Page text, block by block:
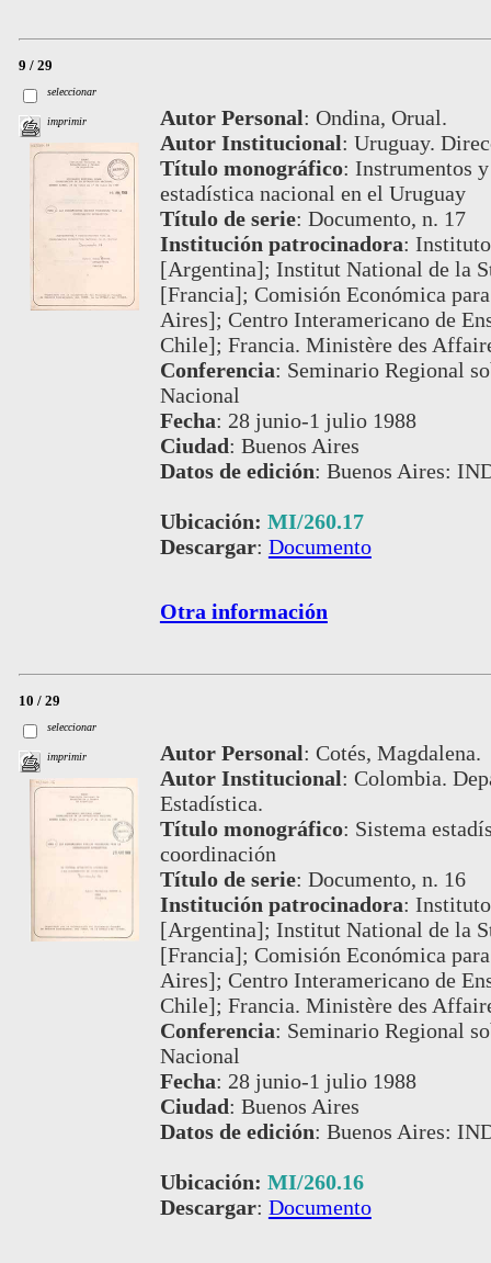
9 / 29
seleccionar
imprimir Autor Personal: Ondina, Orual.
Autor Institucional: Uruguay.
Título monográfico: Instrumentos
estadística nacional en el Uruguay
Título de serie: Documento, n. 17
Institución patrocinadora:
[Argentina]; Institut National de la
[Francia]; Comisión Económica
Aires]; Centro Interamericano de
Chile]; Francia. Ministère des
Conferencia: Seminario Regional
Nacional
Fecha: 28 junio-1 julio 1988
Ciudad: Buenos Aires
Datos de edición: Buenos Aires:
Ubicación: MI/260.17
Descargar: Documento
Otra información
10 / 29
seleccionar
imprimir Autor Personal: Cotés, Magdalena.
Autor Institucional: Colombia.
Estadística.
Título monográfico: Sistema
coordinación
Título de serie: Documento, n. 16
Institución patrocinadora:
[Argentina]; Institut National de la
[Francia]; Comisión Económica
Aires]; Centro Interamericano de
Chile]; Francia. Ministère des
Conferencia: Seminario Regional
Nacional
Fecha: 28 junio-1 julio 1988
Ciudad: Buenos Aires
Datos de edición: Buenos Aires:
Ubicación: MI/260.16
Descargar: Documento